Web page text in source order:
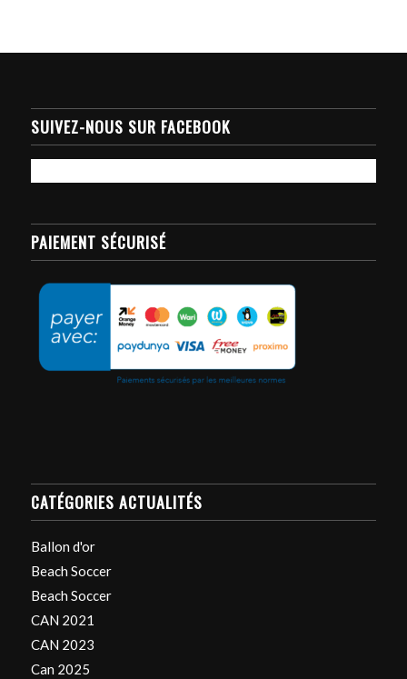
SUIVEZ-NOUS SUR FACEBOOK
PAIEMENT SÉCURISÉ
CATÉGORIES ACTUALITÉS
Ballon d'or
Beach Soccer
Beach Soccer
CAN 2021
CAN 2023
Can 2025